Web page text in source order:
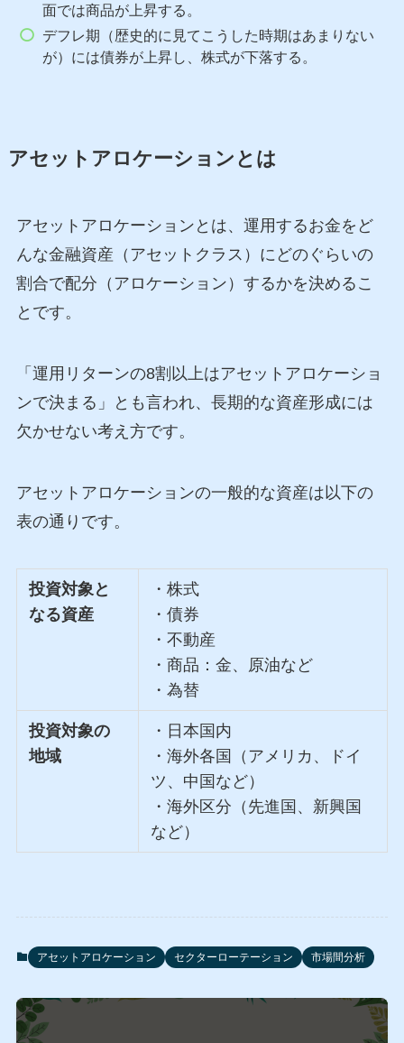
面では商品が上昇する。
デフレ期（歴史的に見てこうした時期はあまりない
が）には債券が上昇し、株式が下落する。
アセットアロケーションとは
アセットアロケーションとは、運用するお金をど
んな金融資産（アセットクラス）にどのぐらいの
割合で配分（アロケーション）するかを決めるこ
とです。
「運用リターンの8割以上はアセットアロケーショ
ンで決まる」とも言われ、長期的な資産形成には
欠かせない考え方です。
アセットアロケーションの一般的な資産は以下の
表の通りです。
投資対象と
なる資産
・株式
・債券
・不動産
・商品：金、原油など
・為替
投資対象の
地域
・日本国内
・海外各国（アメリカ、ドイ
ツ、中国など）
・海外区分（先進国、新興国
など）
アセットアロケーション セクターローテーション 市場間分析